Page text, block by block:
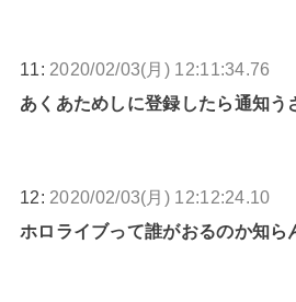
11: 2020/02/03(月) 12:11:34.76
あくあためしに登録したら通知う
12: 2020/02/03(月) 12:12:24.10
ホロライブって誰がおるのか知ら